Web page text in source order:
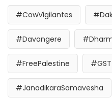
#CowVigilantes
#Davangere
#FreePalestine #GST
#JanadikaraSamavesha